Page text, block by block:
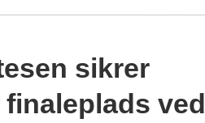
sikrer
ved